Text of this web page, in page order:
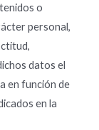
o
personal,
datos el
en función de
en la